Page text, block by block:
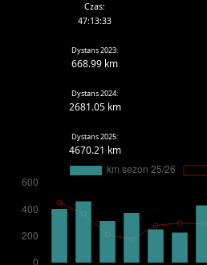
Czas:
47:13:33
Dystans 2023:
668.99 km
Dystans 2024:
2681.05 km
Dystans 2025:
4670.21 km